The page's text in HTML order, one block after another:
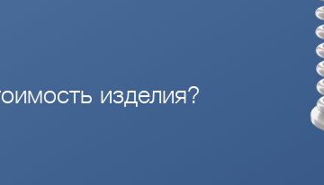
изделия?